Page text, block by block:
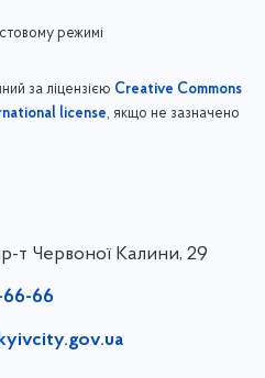
режимі
за ліцензією Creative Commons
license, якщо не зазначено
т Червоної Калини, 29
66-66